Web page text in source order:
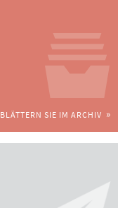
BLÄTTERN SIE IM ARCHIV